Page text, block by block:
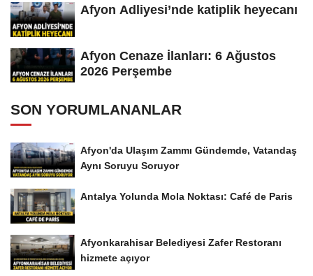
Afyon Adliyesi’nde katiplik heyecanı
Afyon Cenaze İlanları: 6 Ağustos
2026 Perşembe
SON YORUMLANANLAR
Afyon'da Ulaşım Zammı Gündemde, Vatandaş
Aynı Soruyu Soruyor
Antalya Yolunda Mola Noktası: Café de Paris
Afyonkarahisar Belediyesi Zafer Restoranı
hizmete açıyor